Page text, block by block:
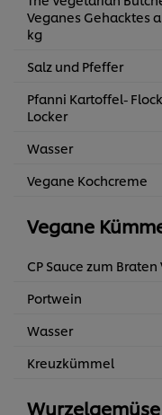
Veganes Gehacktes
kg
Salz und Pfeffer
Pfanni Kartoffel-
Locker
Wasser
Vegane Kochcreme
Vegane
CP Sauce zum
Portwein
Wasser
Kreuzkümmel